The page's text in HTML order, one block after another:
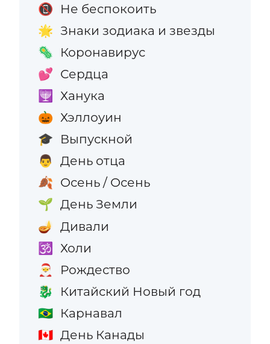
📵 Не беспокоить
🌟 Знаки зодиака и звезды
🦠 Коронавирус
💕 Сердца
🕎 Ханука
🎃 Хэллоуин
🎓 Выпускной
👨 День отца
🍂 Осень / Осень
🌱 День Земли
🪔 Дивали
🕉️ Холи
🎅 Рождество
🐉 Китайский Новый год
🇧🇷 Карнавал
🇨🇦 День Канады